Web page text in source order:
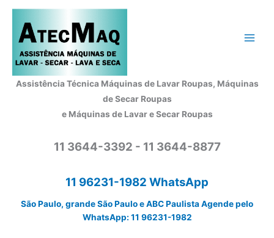
Assistência Técnica Máquinas de Lavar Roupas, Máquinas
de Secar Roupas
e Máquinas de Lavar e Secar Roupas
11 3644-3392 - 11 3644-8877
11 96231-1982 WhatsApp
São Paulo, grande São Paulo e ABC Paulista Agende pelo
WhatsApp: 11 96231-1982